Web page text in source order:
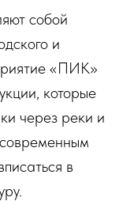
собой
и
«ПИК»
которые
через реки и
в